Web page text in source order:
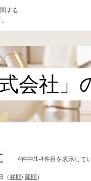
する
会社」
4件中/1-4件目を表示して
（昇順/ 降順）